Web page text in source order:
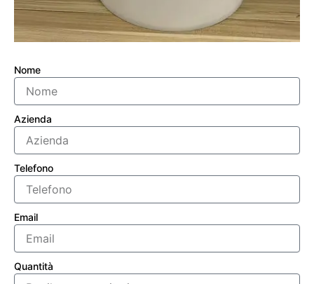
Nome
Azienda
Telefono
Email
Quantità